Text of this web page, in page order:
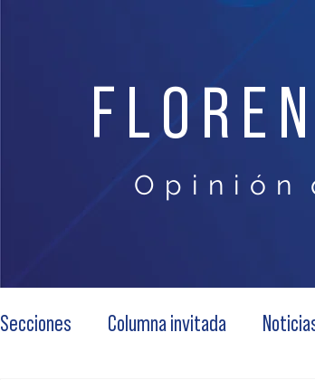
O p i n i ó n
Secciones Columna invitada